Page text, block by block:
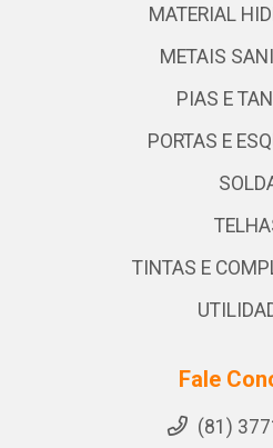
MATERIAL
METAIS
PIAS E
PORTAS E
TINTAS E
Fale
(81)